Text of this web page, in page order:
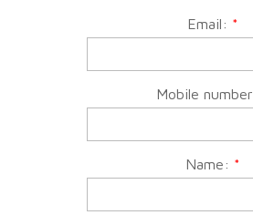
Email: *
Mobile
Name: *